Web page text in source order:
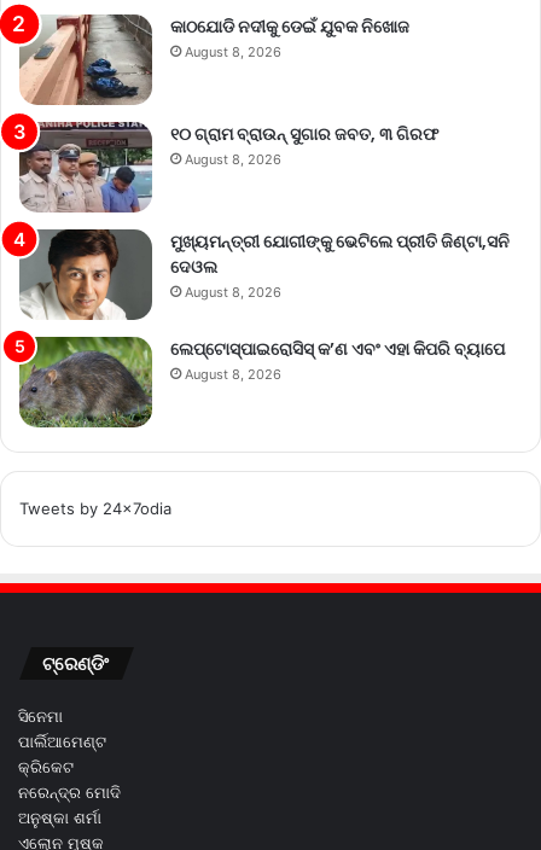
କାଠଯୋଡି ନଦୀକୁ ଡେଇଁ ଯୁବକ ନିଖୋଜ
August 8, 2026
୧୦ ଗ୍ରାମ ବ୍ରାଉନ୍ ସୁଗାର ଜବତ, ୩ ଗିରଫ
August 8, 2026
ମୁଖ୍ୟମନ୍ତ୍ରୀ ଯୋଗୀଙ୍କୁ ଭେଟିଲେ ପ୍ରୀତି ଜିଣ୍ଟା,ସନି
ଦେଓଲ
August 8, 2026
ଲେପ୍ଟୋସ୍ପାଇରୋସିସ୍ କ’ଣ ଏବଂ ଏହା କିପରି ବ୍ୟାପେ
August 8, 2026
Tweets by 24x7odia
ଟ୍ରେଣ୍ଡିଂ
ସିନେମା
ପାର୍ଲିଆମେଣ୍ଟ
କ୍ରିକେଟ
ନରେନ୍ଦ୍ର ମୋଦି
ଅନୁଷ୍କା ଶର୍ମା
ଏଲୋନ ମୁଷ୍କ